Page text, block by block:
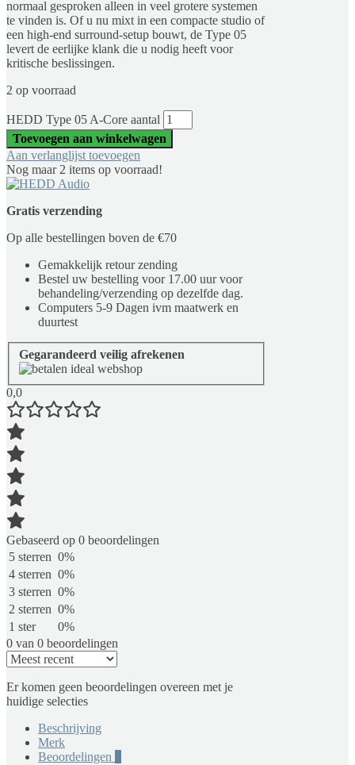
normaal gesproken alleen in veel grotere systemen
te vinden is. Of u nu mixt in een compacte studio of
een high-end surround-setup bouwt, de Type 05
levert de eerlijke klank die u nodig heeft voor
kritische beslissingen.
2 op voorraad
HEDD Type 05 A-Core aantal
Toevoegen aan winkelwagen
Aan verlanglijst toevoegen
Nog maar 2 items op voorraad!
Gratis verzending
Op alle bestellingen boven de €70
Gemakkelijk retour zending
Bestel uw bestelling voor 17.00 uur voor
behandeling/verzending op dezelfde dag.
Computers 5-9 Dagen ivm maatwerk en
duurtest
Gegarandeerd veilig afrekenen
0,0
Gebaseerd op 0 beoordelingen
5 sterren 0%
4 sterren 0%
3 sterren 0%
2 sterren 0%
1 ster
0%
0 van 0 beoordelingen
Er komen geen beoordelingen overeen met je
huidige selecties
Beschrijving
Merk
Beoordelingen